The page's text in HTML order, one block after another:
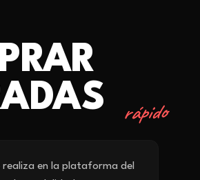
rápido
realiza en la plataforma del